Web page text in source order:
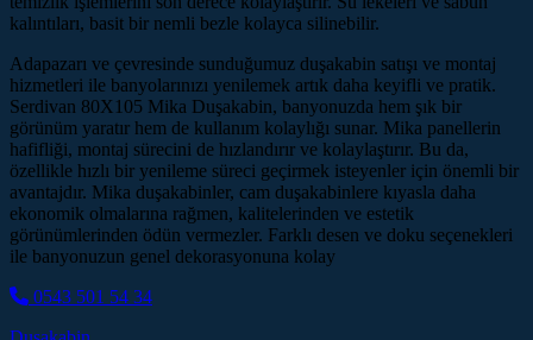
kalıntıları, basit bir nemli bezle kolayca silinebilir.
Adapazarı ve çevresinde sunduğumuz duşakabin satışı ve montaj
hizmetleri ile banyolarınızı yenilemek artık daha keyifli ve pratik.
Serdivan 80X105 Mika Duşakabin, banyonuzda hem şık bir
görünüm yaratır hem de kullanım kolaylığı sunar. Mika panellerin
hafifliği, montaj sürecini de hızlandırır ve kolaylaştırır. Bu da,
özellikle hızlı bir yenileme süreci geçirmek isteyenler için önemli bir
avantajdır. Mika duşakabinler, cam duşakabinlere kıyasla daha
ekonomik olmalarına rağmen, kalitelerinden ve estetik
görünümlerinden ödün vermezler. Farklı desen ve doku seçenekleri
ile banyonuzun genel dekorasyonuna kolay
0543 501 54 34